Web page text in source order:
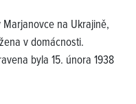
na Ukrajině,
v domácnosti.
byla 15. února 1938